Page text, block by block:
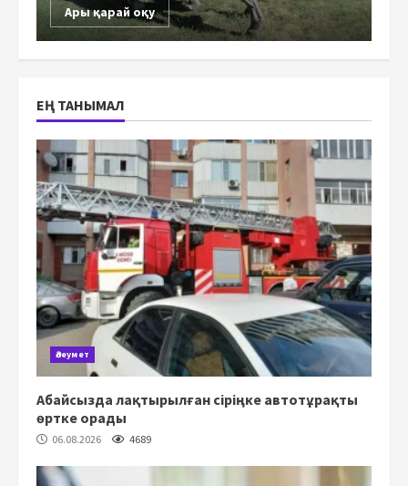
Ары қарай оқу
ЕҢ ТАНЫМАЛ
Әлеумет
Абайсызда лақтырылған сіріңке автотұрақты
өртке орады
06.08.2026 4689